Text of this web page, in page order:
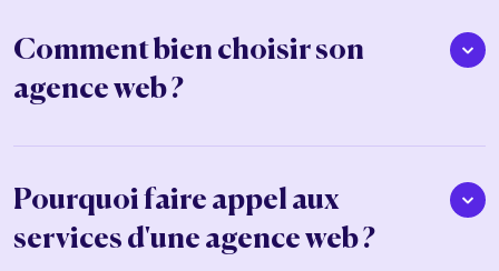
Comment bien choisir son
agence web ?
Pourquoi faire appel aux
services d'une agence web ?